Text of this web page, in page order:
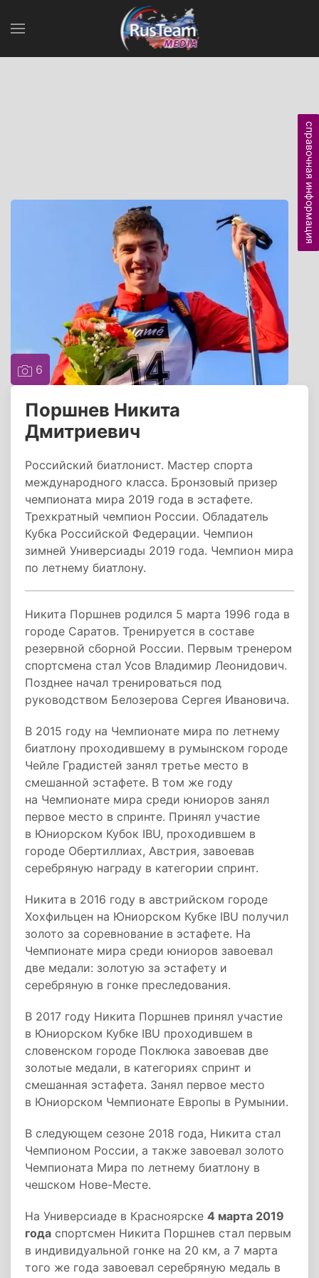
6
Поршнев Никита
Дмитриевич
Российский биатлонист. Мастер спорта
международного класса. Бронзовый призер
чемпионата мира 2019 года в эстафете.
Трехкратный чемпион России. Обладатель
Кубка Российской Федерации. Чемпион
зимней Универсиады 2019 года. Чемпион мира
по летнему биатлону.
Никита Поршнев родился 5 марта 1996 года в
городе Саратов. Тренируется в составе
резервной сборной России. Первым тренером
спортсмена стал Усов Владимир Леонидович.
Позднее начал тренироваться под
руководством Белозерова Сергея Ивановича.
В 2015 году на Чемпионате мира по летнему
биатлону проходившему в румынском городе
Чейле Градистей занял третье место в
смешанной эстафете. В том же году
на Чемпионате мира среди юниоров занял
первое место в спринте. Принял участие
в Юниорском Кубок IBU, проходившем в
городе Обертиллиах, Австрия, завоевав
серебряную награду в категории спринт.
Никита в 2016 году в австрийском городе
Хохфильцен на Юниорском Кубке IBU получил
золото за соревнование в эстафете. На
Чемпионате мира среди юниоров завоевал
две медали: золотую за эстафету и
серебряную в гонке преследования.
В 2017 году Никита Поршнев принял участие
в Юниорском Кубке IBU проходившем в
словенском городе Поклюка завоевав две
золотые медали, в категориях спринт и
смешанная эстафета. Занял первое место
в Юниорском Чемпионате Европы в Румынии.
В следующем сезоне 2018 года, Никита стал
Чемпионом России, а также завоевал золото
Чемпионата Мира по летнему биатлону в
чешском Нове-Месте.
На Универсиаде в Красноярске 4 марта 2019
года спортсмен Никита Поршнев стал первым
в индивидуальной гонке на 20 км, а 7 марта
того же года завоевал серебряную медаль в
справочная информация